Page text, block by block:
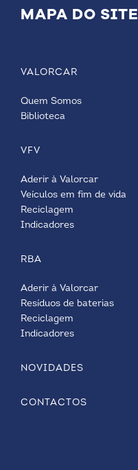
MAPA DO SITE
VALORCAR
Quem Somos
Biblioteca
VFV
Aderir à Valorcar
Veículos em fim de vida
Reciclagem
Indicadores
RBA
Aderir à Valorcar
Resíduos de baterias
Reciclagem
Indicadores
NOVIDADES
CONTACTOS